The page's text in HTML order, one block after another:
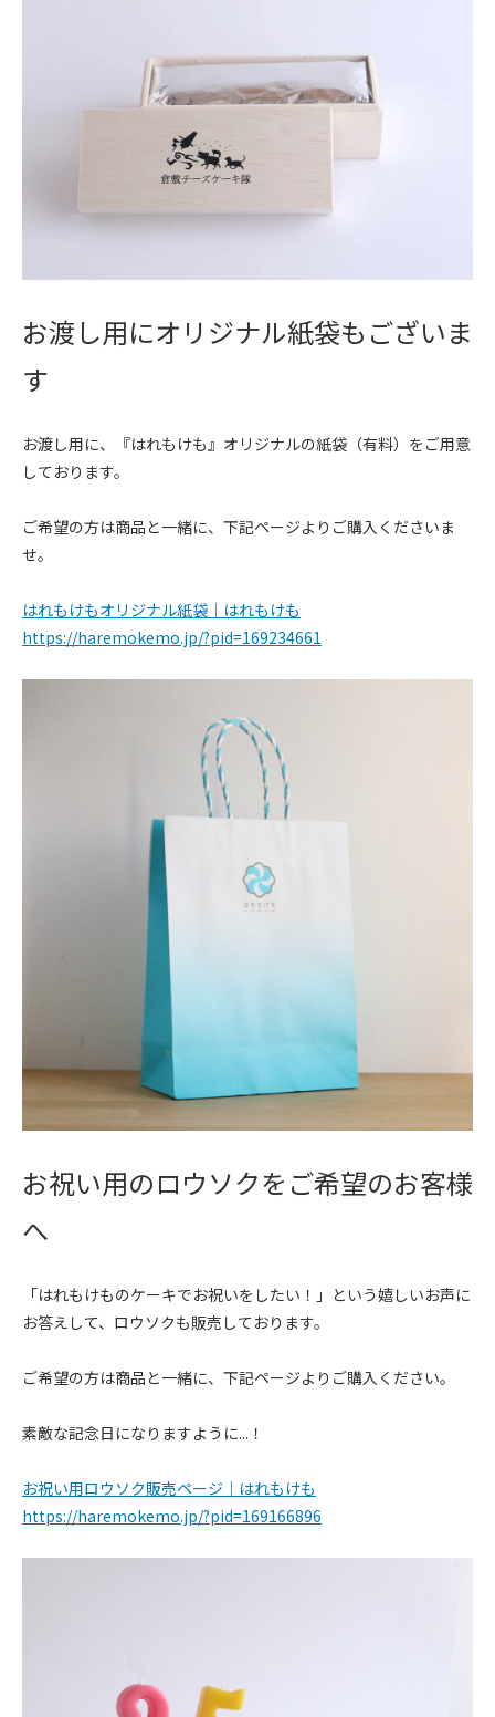
お渡し用にオリジナル紙袋もございま
す
お渡し用に、『はれもけも』オリジナルの紙袋（有料）をご用意
しております。
ご希望の方は商品と一緒に、下記ページよりご購入くださいま
せ。
はれもけもオリジナル紙袋｜はれもけも
https://haremokemo.jp/?pid=169234661
お祝い用のロウソクをご希望のお客様
へ
「はれもけものケーキでお祝いをしたい！」という嬉しいお声に
お答えして、ロウソクも販売しております。
ご希望の方は商品と一緒に、下記ページよりご購入ください。
素敵な記念日になりますように...！
お祝い用ロウソク販売ページ｜はれもけも
https://haremokemo.jp/?pid=169166896